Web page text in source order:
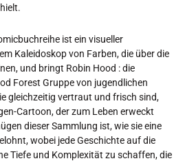
ist ein visueller
Kaleidoskop von Farben, die über die
und bringt Robin Hood : die
Forest Gruppe von jugendlichen
gleichzeitig vertraut und frisch sind,
Cartoon, der zum Leben erweckt
dieser Sammlung ist, wie sie eine
wobei jede Geschichte auf die
Tiefe und Komplexität zu schaffen, die